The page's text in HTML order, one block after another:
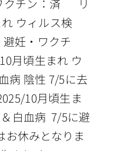
クチン：済 リ
ウィルス検
妊・ワクチ
月頃生まれ ウ
病 陰性 7/5に去
10月頃生ま
白血病 7/5に避
休みとなりま